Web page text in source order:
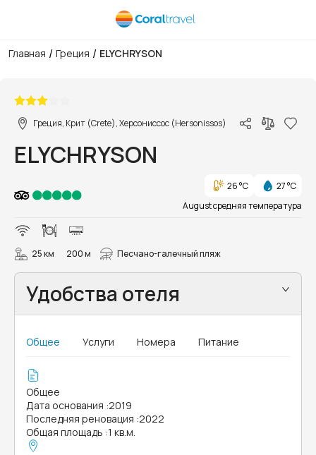
Главная / Греция / ELYCHRYSON
Греция, Крит (Crete), Херсониссос (Hersonissos)
ELYCHRYSON
26 °C
27 °C
August средняя температура
25 км 200 м Песчано-галечный пляж
Удобства отеля
Общее Услуги Номера Питание
Общее
Дата основания :2019
Последняя реновация :2022
Общая площадь :1 кв.м.